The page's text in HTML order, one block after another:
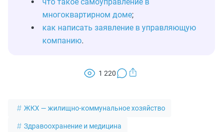
многоквартирном доме;
как написать заявление в управляющую
компанию.
1 220
ЖКХ — жилищно-коммунальное хозяйство
Здравоохранение и медицина